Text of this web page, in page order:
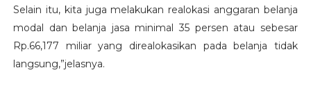
Selain itu, kita juga melakukan realokasi anggaran belanja
modal dan belanja jasa minimal 35 persen atau sebesar
Rp.66,177 miliar yang direalokasikan pada belanja tidak
langsung,”jelasnya.